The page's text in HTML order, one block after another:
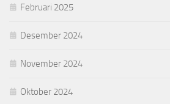
Februari 2025
Desember 2024
November 2024
Oktober 2024